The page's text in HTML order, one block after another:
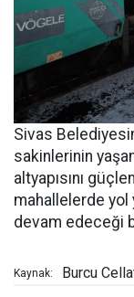
Sivas
sakinlerinin
altyapısını
mahallelerde yol
devam edeceği
Kaynak: Burcu